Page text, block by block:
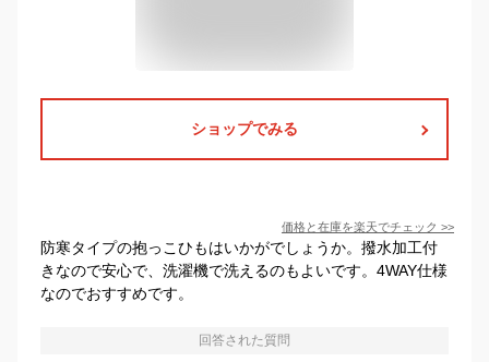
ショップでみる
価格と在庫を楽天でチェック >>
防寒タイプの抱っこひもはいかがでしょうか。撥水加工付
きなので安心で、洗濯機で洗えるのもよいです。4WAY仕様
なのでおすすめです。
回答された質問